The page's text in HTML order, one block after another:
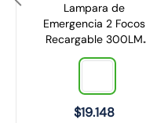
Lampara de
Emergencia 2 Focos
Recargable 300LM
30MT2
$19.148